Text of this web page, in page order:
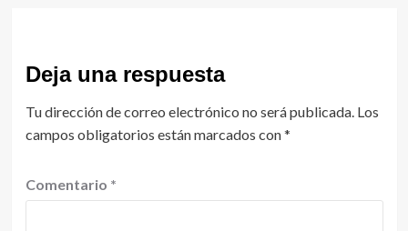
Deja una respuesta
Tu dirección de correo electrónico no será publicada. Los
campos obligatorios están marcados con*
Comentario *